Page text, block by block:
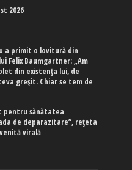
2026
a primit o lovitură din
Felix Baumgartner: „Am
din existența lui, de
greșit. Chiar se tem de
pentru sănătatea
de deparazitare”, rețeta
virală